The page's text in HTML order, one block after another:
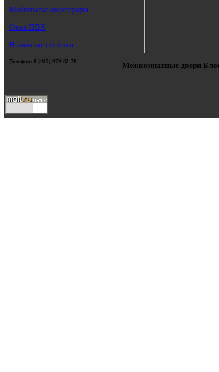
Мобильные аксессуары
Окна ПВХ
Натяжные потолки
Телефон: 8 (495) 979-82-78
Межкомнатные двери